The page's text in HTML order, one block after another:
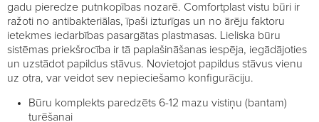
gadu pieredze putnkopības nozarē. Comfortplast vistu būri ir
ražoti no antibakteriālas, īpaši izturīgas un no ārēju faktoru
ietekmes iedarbības pasargātas plastmasas. Lieliska būru
sistēmas priekšrocība ir tā paplašināšanas iespēja, iegādājoties
un uzstādot papildus stāvus. Novietojot papildus stāvus vienu
uz otra, var veidot sev nepieciešamo konfigurāciju.
Būru komplekts paredzēts 6-12 mazu vistiņu (bantam)
turēšanai